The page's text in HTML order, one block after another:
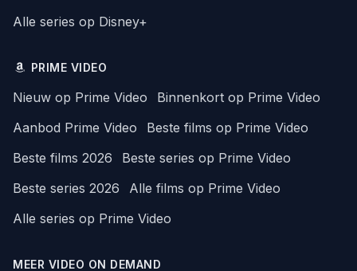
Alle series op Disney+
PRIME VIDEO
Nieuw op Prime Video
Binnenkort op Prime Video
Aanbod Prime Video
Beste films op Prime Video
Beste films 2026
Beste series op Prime Video
Beste series 2026
Alle films op Prime Video
Alle series op Prime Video
MEER VIDEO ON DEMAND